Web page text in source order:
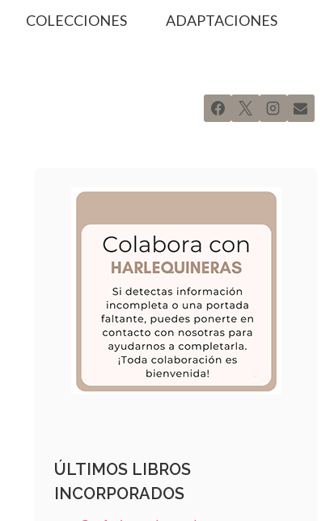
COLECCIONES ADAPTACIONES
ÚLTIMOS LIBROS
INCORPORADOS